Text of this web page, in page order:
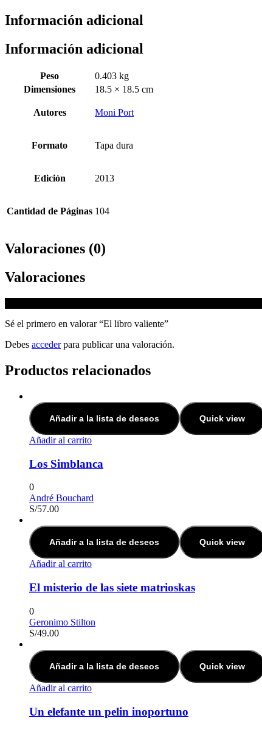
Información adicional
Información adicional
Peso
0.403 kg
Dimensiones
18.5 × 18.5 cm
Autores Moni Port
Formato Tapa dura
Edición 2013
Cantidad de Páginas 104
Valoraciones (0)
Valoraciones
Sé el primero en valorar “El libro valiente”
Debes accederpara publicar una valoración.
Productos relacionados
Añadir a la lista de deseos Quick view
Añadir al carrito
Los Simblanca
0
André Bouchard
S/57.00
Añadir a la lista de deseos Quick view
Añadir al carrito
El misterio de las siete matrioskas
0
Geronimo Stilton
S/49.00
Añadir a la lista de deseos Quick view
Añadir al carrito
Un elefante un pelin inoportuno